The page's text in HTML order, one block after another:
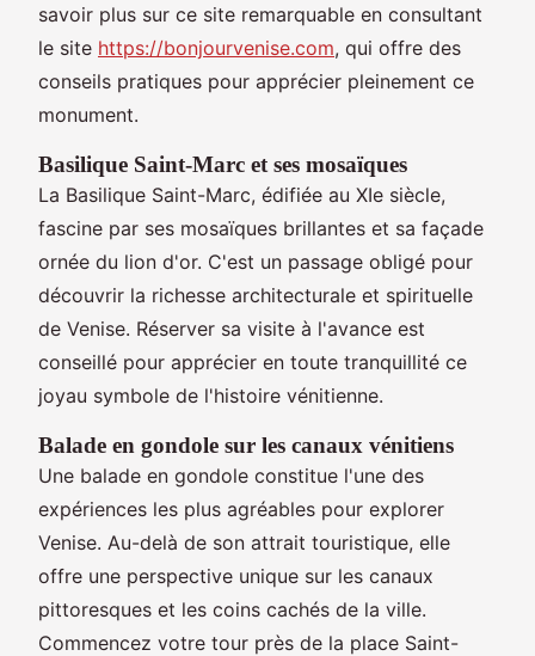
savoir plus sur ce site remarquable en consultant
le site https://bonjourvenise.com, qui offre des
conseils pratiques pour apprécier pleinement ce
monument.
Basilique Saint-Marc et ses mosaïques
La Basilique Saint-Marc, édifiée au XIe siècle,
fascine par ses mosaïques brillantes et sa façade
ornée du lion d'or. C'est un passage obligé pour
découvrir la richesse architecturale et spirituelle
de Venise. Réserver sa visite à l'avance est
conseillé pour apprécier en toute tranquillité ce
joyau symbole de l'histoire vénitienne.
Balade en gondole sur les canaux vénitiens
Une balade en gondole constitue l'une des
expériences les plus agréables pour explorer
Venise. Au-delà de son attrait touristique, elle
offre une perspective unique sur les canaux
pittoresques et les coins cachés de la ville.
Commencez votre tour près de la place Saint-